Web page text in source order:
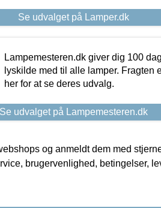
Se udvalget på Lamper.dk
Lampemesteren.dk giver dig 100
lyskilde med til alle lamper. Fragten
her for at se deres udvalg.
Se udvalget på Lampemesteren.dk
og anmeldt dem med
brugervenlighed, betingelser,